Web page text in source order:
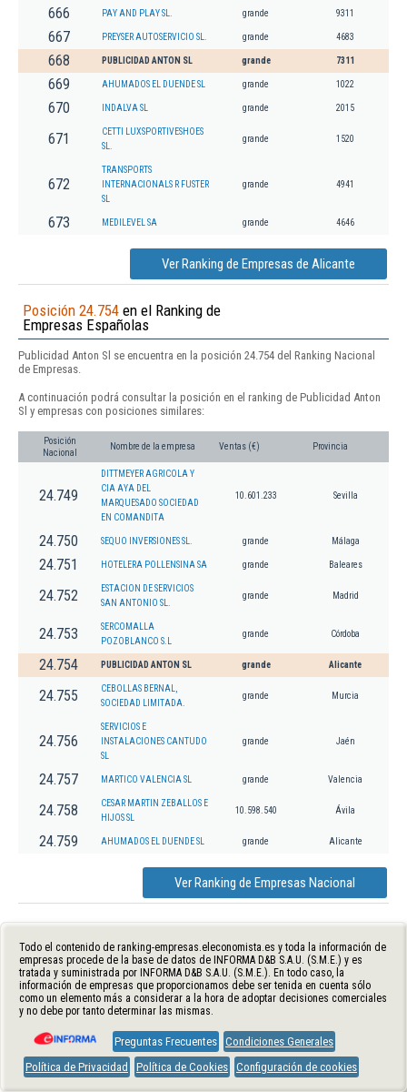
666 PAY AND PLAY SL. grande 9311
667 PREYSER AUTOSERVICIO SL. grande 4683
668 PUBLICIDAD ANTON SL grande 7311
669 AHUMADOS EL DUENDE SL grande 1022
670 INDALVA SL grande 2015
671
CETTI LUXSPORTIVESHOES
SL.
grande 1520
672
TRANSPORTS
INTERNACIONALS R FUSTER
SL
grande 4941
673 MEDILEVEL SA grande 4646
Ver Ranking de Empresas de Alicante
Posición 24.754 en el Ranking de
Empresas Españolas
Publicidad Anton Sl se encuentra en la posición 24.754 del Ranking Nacional
de Empresas.
A continuación podrá consultar la posición en el ranking de Publicidad Anton
Sl y empresas con posiciones similares:
Posición
Nacional
Nombre de la empresa Ventas (€) Provincia
24.749
DITTMEYER AGRICOLA Y
CIA AYA DEL
MARQUESADO SOCIEDAD
EN COMANDITA
10.601.233 Sevilla
24.750 SEQUO INVERSIONES SL. grande Málaga
24.751 HOTELERA POLLENSINA SA grande Baleares
24.752
ESTACION DE SERVICIOS
SAN ANTONIO SL.
grande Madrid
24.753
SERCOMALLA
POZOBLANCO S.L
grande Córdoba
24.754 PUBLICIDAD ANTON SL grande Alicante
24.755
CEBOLLAS BERNAL,
SOCIEDAD LIMITADA.
grande Murcia
24.756
SERVICIOS E
INSTALACIONES CANTUDO
SL
grande Jaén
24.757 MARTICO VALENCIA SL grande Valencia
24.758
CESAR MARTIN ZEBALLOS E
HIJOS SL
10.598.540 Ávila
24.759 AHUMADOS EL DUENDE SL grande Alicante
Ver Ranking de Empresas Nacional
Todo el contenido de ranking-empresas.eleconomista.es y toda la información de
empresas procede de la base de datos de INFORMA D&B S.A.U. (S.M.E.) y es
tratada y suministrada por INFORMA D&B S.A.U. (S.M.E.). En todo caso, la
información de empresas que proporcionamos debe ser tenida en cuenta sólo
como un elemento más a considerar a la hora de adoptar decisiones comerciales
y no debe por tanto determinar las mismas.
Preguntas Frecuentes Condiciones Generales
Política de Privacidad
Política de Cookies Configuración de cookies